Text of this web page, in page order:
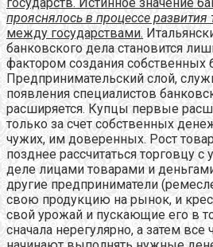
прояснялось в процессе развития
между государствами.
банковского дела становится
фактором создания собственных
Предпринимательский слой,
появления специалистов
расширяется. Купцы первые
только за счет собственных
чужих, им доверенных. Рост
позднее рассчитаться торговцу
деле лицами товарами и
другие предприниматели
свою продукцию на рынок, и
свой урожай и пускающие его в
сначала нерегулярно, а затем все